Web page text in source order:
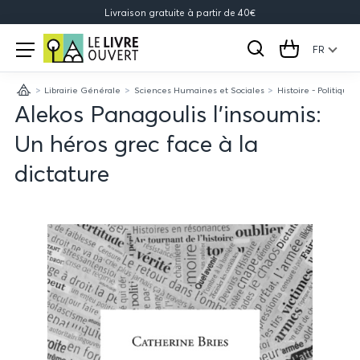
Livraison gratuite à partir de 40€
Le
Livre
Ouvert
Open
menu
Rechercher
Cart FR
AccueilLibrairie Générale Sciences Humaines et Sociales Histoire - Politique
Alekos Panagoulis l'insoumis:
Un héros grec face à la
dictature